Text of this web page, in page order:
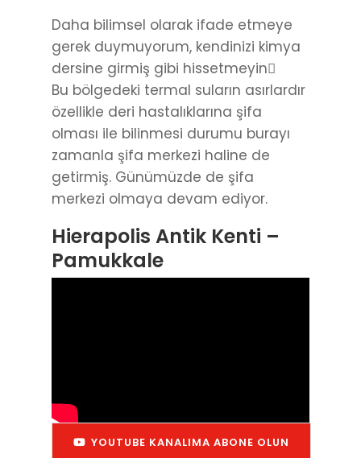
Daha bilimsel olarak ifade etmeye
gerek duymuyorum, kendinizi kimya
dersine girmiş gibi hissetmeyin
Bu bölgedeki termal suların asırlardır
özellikle deri hastalıklarına şifa
olması ile bilinmesi durumu burayı
zamanla şifa merkezi haline de
getirmiş. Günümüzde de şifa
merkezi olmaya devam ediyor.
Hierapolis Antik Kenti –
Pamukkale
YOUTUBE KANALIMA ABONE OLUN